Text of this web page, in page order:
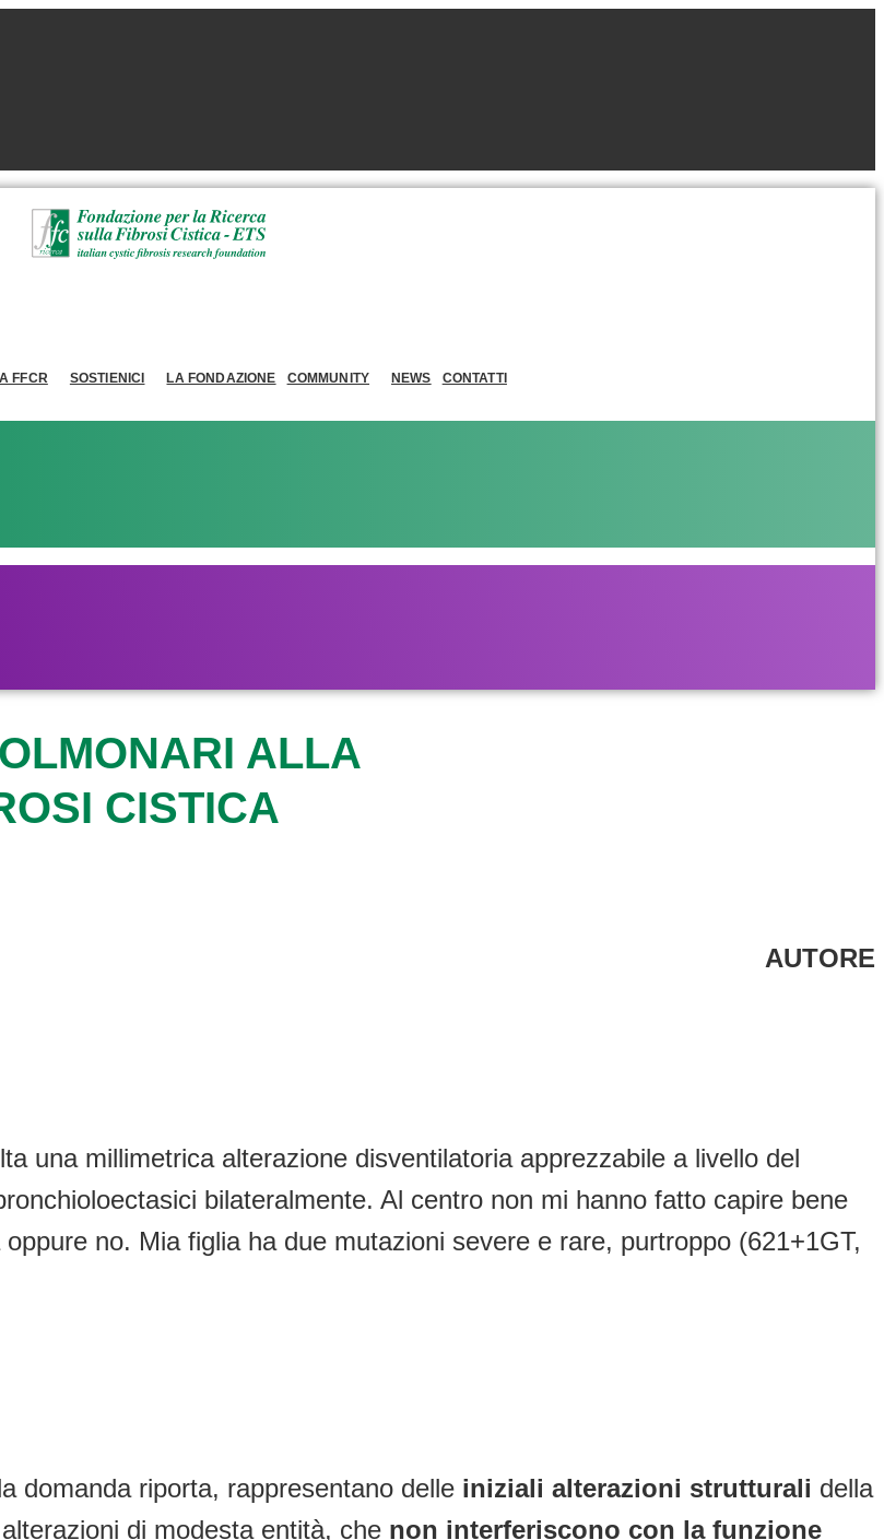
FFCR SOSTIENICI LA FONDAZIONE COMMUNITY NEWS CONTATTI
ALLA
CISTICA
AUTORE
una millimetrica alterazione disventilatoria apprezzabile a livello del
bilateralmente. Al centro non mi hanno fatto capire bene
no. Mia figlia ha due mutazioni severe e rare, purtroppo (621+1GT,
domanda riporta, rappresentano delle iniziali alterazioni strutturali della
di modesta entità, che non interferiscono con la funzione